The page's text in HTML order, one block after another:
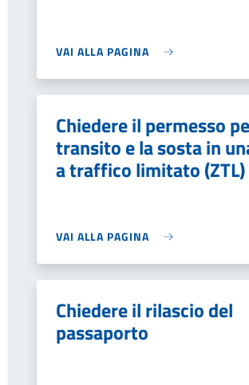
VAI ALLA PAGINA
Chiedere il permesso
transito e la sosta in
a traffico limitato (ZTL)
VAI ALLA PAGINA
Chiedere il rilascio del
passaporto